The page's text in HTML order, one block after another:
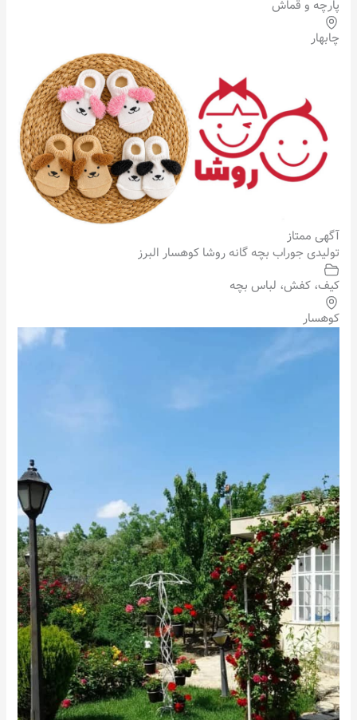
پارچه و قماش
چابهار
آگهی ممتاز
تولیدی جوراب بچه گانه روشا کوهسار البرز
کیف، کفش، لباس بچه
کوهسار